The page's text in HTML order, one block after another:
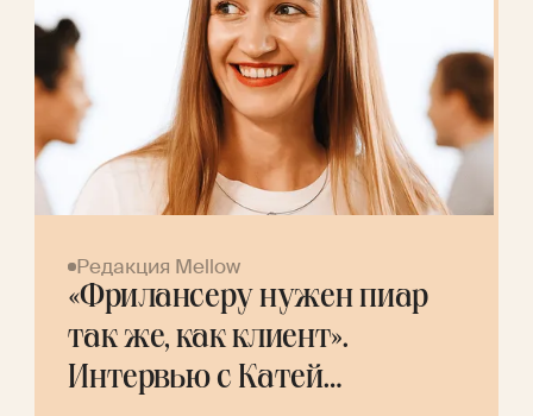
Редакция Mellow
«Фрилансеру нужен пиар
так же, как клиент».
Интервью с Катей